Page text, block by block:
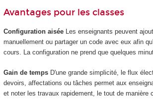
Avantages pour les classes
Configuration aisée Les enseignants peuvent
manuellement ou partager un code avec eux afin
cours. La configuration ne prend que quelques
Gain de temps D'une grande simplicité, le flux
devoirs, affectations ou tâches permet aux
et noter les travaux rapidement, le tout de manière